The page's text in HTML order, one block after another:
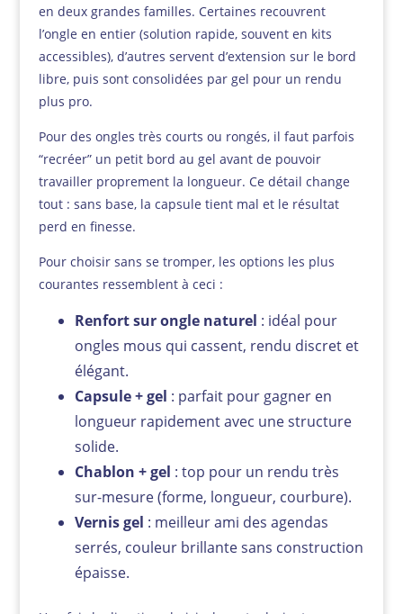
en deux grandes familles. Certaines recouvrent
l’ongle en entier (solution rapide, souvent en kits
accessibles), d’autres servent d’extension sur le bord
libre, puis sont consolidées par gel pour un rendu
plus pro.
Pour des ongles très courts ou rongés, il faut parfois
“recréer” un petit bord au gel avant de pouvoir
travailler proprement la longueur. Ce détail change
tout : sans base, la capsule tient mal et le résultat
perd en finesse.
Pour choisir sans se tromper, les options les plus
courantes ressemblent à ceci :
Renfort sur ongle naturel : idéal pour
ongles mous qui cassent, rendu discret et
élégant.
Capsule + gel : parfait pour gagner en
longueur rapidement avec une structure
solide.
Chablon + gel : top pour un rendu très
sur-mesure (forme, longueur, courbure).
Vernis gel : meilleur ami des agendas
serrés, couleur brillante sans construction
épaisse.